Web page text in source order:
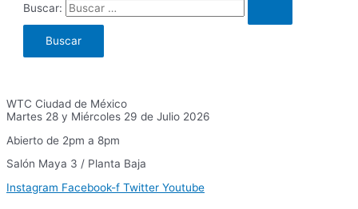
Buscar:
WTC Ciudad de México
Martes 28 y Miércoles 29 de Julio 2026
Abierto de 2pm a 8pm
Salón Maya 3 / Planta Baja
Instagram Facebook-f Twitter Youtube